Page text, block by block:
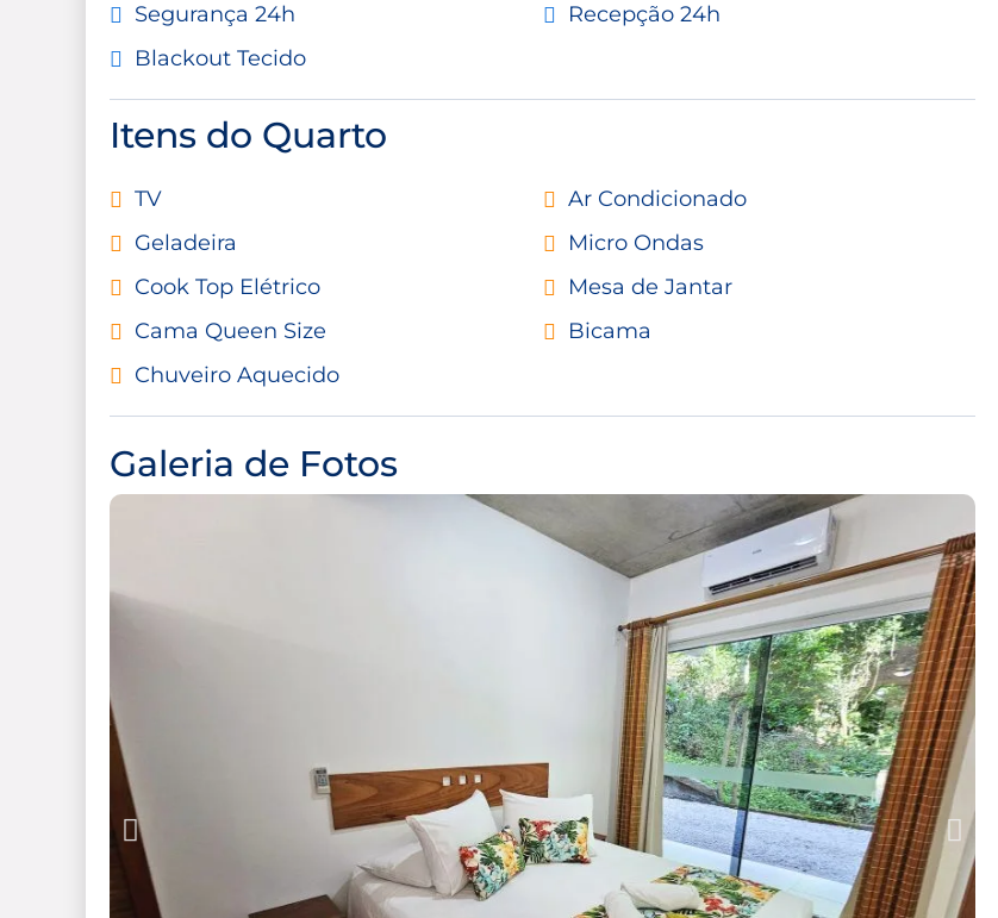
Segurança 24h
Recepção 24h
Blackout Tecido
Itens do Quarto
TV
Ar Condicionado
Geladeira
Micro Ondas
Cook Top Elétrico
Mesa de Jantar
Cama Queen Size
Bicama
Chuveiro Aquecido
Galeria de Fotos